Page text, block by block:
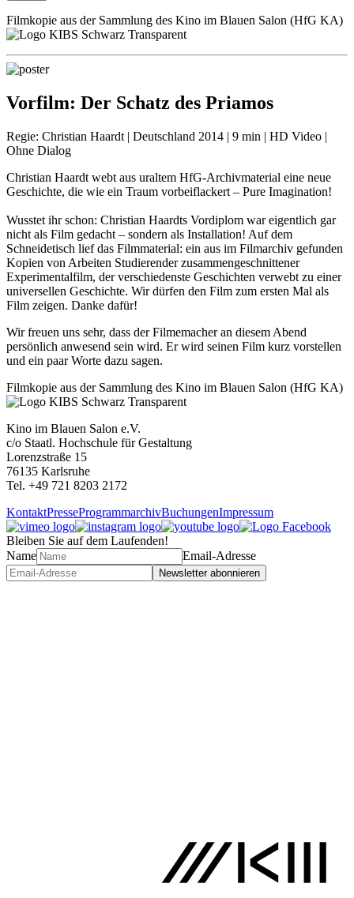
Filmkopie aus der Sammlung des Kino im Blauen Salon (HfG KA)
Vorfilm: Der Schatz des Priamos
Regie: Christian Haardt | Deutschland 2014 | 9 min | HD Video |
Ohne Dialog
Christian Haardt webt aus uraltem HfG-Archivmaterial eine neue
Geschichte, die wie ein Traum vorbeiflackert – Pure Imagination!
Wusstet ihr schon: Christian Haardts Vordiplom war eigentlich gar
nicht als Film gedacht – sondern als Installation! Auf dem
Schneidetisch lief das Filmmaterial: ein aus im Filmarchiv gefunden
Kopien von Arbeiten Studierender zusammengeschnittener
Experimentalfilm, der verschiedenste Geschichten verwebt zu einer
universellen Geschichte. Wir dürfen den Film zum ersten Mal als
Film zeigen. Danke dafür!
Wir freuen uns sehr, dass der Filmemacher an diesem Abend
persönlich anwesend sein wird. Er wird seinen Film kurz vorstellen
und ein paar Worte dazu sagen.
Filmkopie aus der Sammlung des Kino im Blauen Salon (HfG KA)
Kino im Blauen Salon e.V.
c/o Staatl. Hochschule für Gestaltung
Lorenzstraße 15
76135 Karlsruhe
Tel. +49 721 8203 2172
KontaktPresseProgrammarchivBuchungenImpressum
Bleiben Sie auf dem Laufenden!
Name
Email-Adresse
Newsletter abonnieren